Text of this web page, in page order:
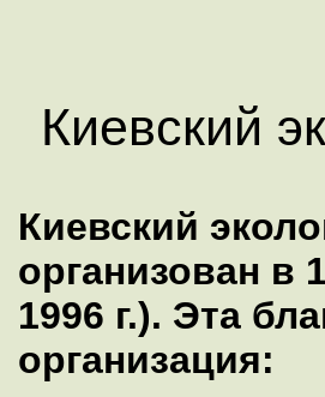
Киевский
Киевский
организован в
1996 г.). Эта
организация: